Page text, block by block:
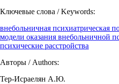
Ключевые слова / Keywords:
внебольничная психиатрическая
модели оказания внебольничной
психические расстройства
Авторы / Authors:
Тер-Исраелян А.Ю.